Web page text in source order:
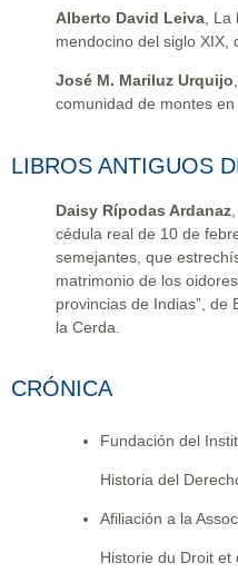
Alberto David Leiva ,
mendocino del siglo XIX,
José M. Mariluz Urquijo
comunidad de montes
LIBROS ANTIGUOS
Daisy Rípodas Ardanaz
cédula real de 10 de
semejantes, que
matrimonio de los
provincias de Indias”, de
la Cerda.
CRÓNICA
Fundación del
Historia del
Afiliación a la
Historie du Droit et